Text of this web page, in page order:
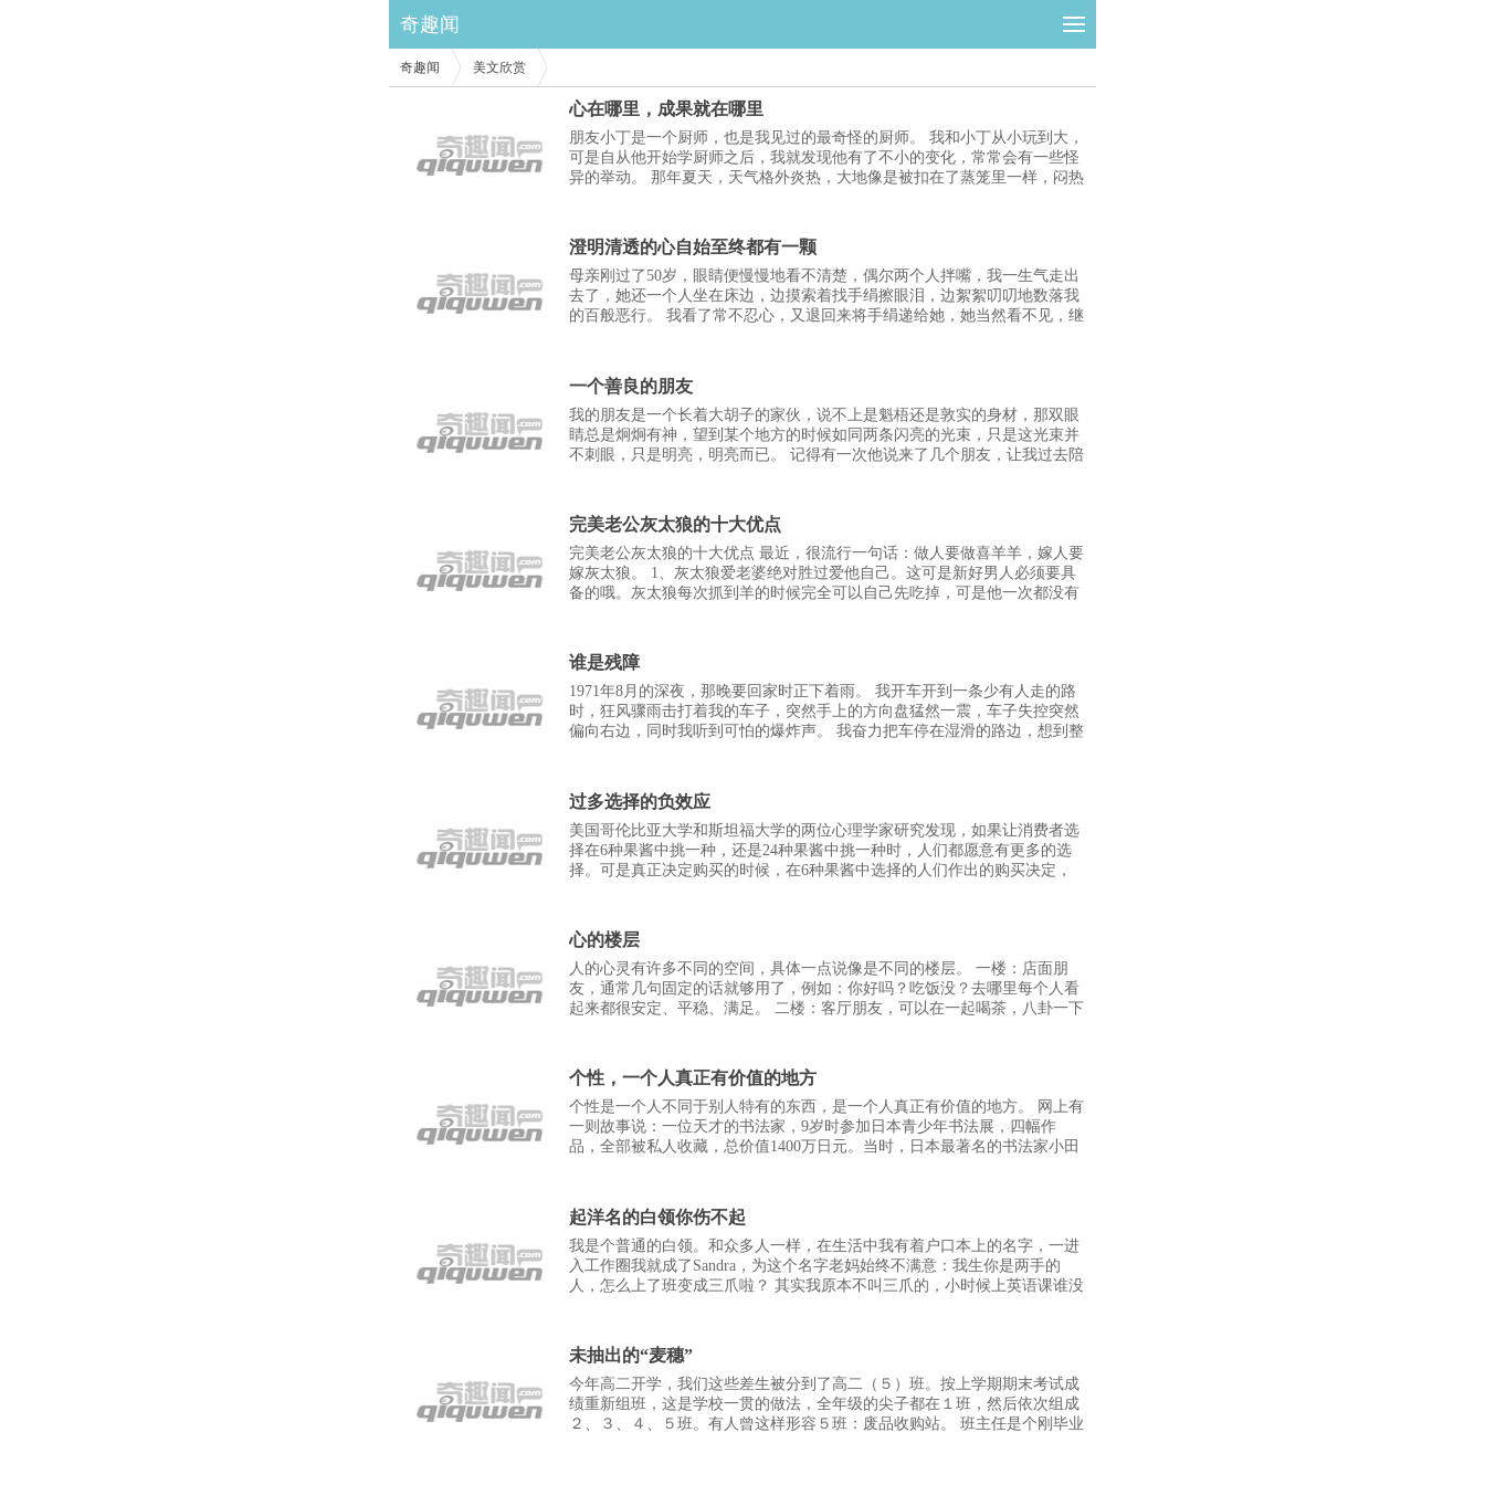
奇趣闻
奇趣闻 美文欣赏
心在哪里，成果就在哪里
朋友小丁是一个厨师，也是我见过的最奇怪的厨师。 我和小丁从小玩到大，
可是自从他开始学厨师之后，我就发现他有了不小的变化，常常会有一些怪
异的举动。 那年夏天，天气格外炎热，大地像是被扣在了蒸笼里一样，闷热
澄明清透的心自始至终都有一颗
母亲刚过了50岁，眼睛便慢慢地看不清楚，偶尔两个人拌嘴，我一生气走出
去了，她还一个人坐在床边，边摸索着找手绢擦眼泪，边絮絮叨叨地数落我
的百般恶行。 我看了常不忍心，又退回来将手绢递给她，她当然看不见，继
一个善良的朋友
我的朋友是一个长着大胡子的家伙，说不上是魁梧还是敦实的身材，那双眼
睛总是炯炯有神，望到某个地方的时候如同两条闪亮的光束，只是这光束并
不刺眼，只是明亮，明亮而已。 记得有一次他说来了几个朋友，让我过去陪
完美老公灰太狼的十大优点
完美老公灰太狼的十大优点 最近，很流行一句话：做人要做喜羊羊，嫁人要
嫁灰太狼。 1、灰太狼爱老婆绝对胜过爱他自己。这可是新好男人必须要具
备的哦。灰太狼每次抓到羊的时候完全可以自己先吃掉，可是他一次都没有
谁是残障
1971年8月的深夜，那晚要回家时正下着雨。 我开车开到一条少有人走的路
时，狂风骤雨击打着我的车子，突然手上的方向盘猛然一震，车子失控突然
偏向右边，同时我听到可怕的爆炸声。 我奋力把车停在湿滑的路边，想到整
过多选择的负效应
美国哥伦比亚大学和斯坦福大学的两位心理学家研究发现，如果让消费者选
择在6种果酱中挑一种，还是24种果酱中挑一种时，人们都愿意有更多的选
择。可是真正决定购买的时候，在6种果酱中选择的人们作出的购买决定，
心的楼层
人的心灵有许多不同的空间，具体一点说像是不同的楼层。 一楼：店面朋
友，通常几句固定的话就够用了，例如：你好吗？吃饭没？去哪里每个人看
起来都很安定、平稳、满足。 二楼：客厅朋友，可以在一起喝茶，八卦一下
个性，一个人真正有价值的地方
个性是一个人不同于别人特有的东西，是一个人真正有价值的地方。 网上有
一则故事说：一位天才的书法家，9岁时参加日本青少年书法展，四幅作
品，全部被私人收藏，总价值1400万日元。当时，日本最著名的书法家小田
起洋名的白领你伤不起
我是个普通的白领。和众多人一样，在生活中我有着户口本上的名字，一进
入工作圈我就成了Sandra，为这个名字老妈始终不满意：我生你是两手的
人，怎么上了班变成三爪啦？ 其实我原本不叫三爪的，小时候上英语课谁没
未抽出的“麦穗”
今年高二开学，我们这些差生被分到了高二（５）班。按上学期期末考试成
绩重新组班，这是学校一贯的做法，全年级的尖子都在１班，然后依次组成
２、３、４、５班。有人曾这样形容５班：废品收购站。 班主任是个刚毕业